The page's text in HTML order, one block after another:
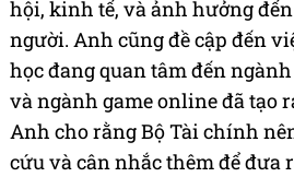
hội, kinh tế, và ảnh hưởng
người. Anh cũng đề cập đến
học đang quan tâm đến
và ngành game online đã tạo
Anh cho rằng Bộ Tài chính
cứu và cân nhắc thêm để đưa